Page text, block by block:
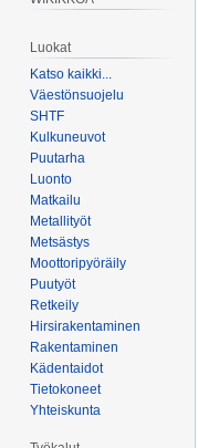
Luokat
Katso kaikki...
Väestönsuojelu
SHTF
Kulkuneuvot
Puutarha
Luonto
Matkailu
Metallityöt
Metsästys
Moottoripyöräily
Puutyöt
Retkeily
Hirsirakentaminen
Rakentaminen
Kädentaidot
Tietokoneet
Yhteiskunta